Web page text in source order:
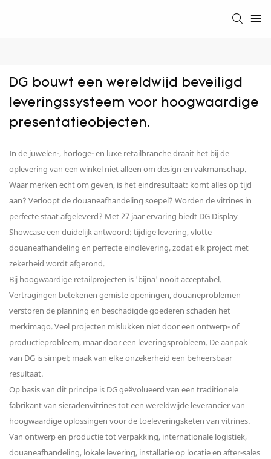
DG bouwt een wereldwijd beveiligd
leveringssysteem voor hoogwaardige
presentatieobjecten.
In de juwelen-, horloge- en luxe retailbranche draait het bij de
oplevering van een winkel niet alleen om design en vakmanschap.
Waar merken echt om geven, is het eindresultaat: komt alles op tijd
aan? Verloopt de douaneafhandeling soepel? Worden de vitrines in
perfecte staat afgeleverd? Met 27 jaar ervaring biedt DG Display
Showcase een duidelijk antwoord: tijdige levering, vlotte
douaneafhandeling en perfecte eindlevering, zodat elk project met
zekerheid wordt afgerond.
Bij hoogwaardige retailprojecten is 'bijna' nooit acceptabel.
Vertragingen betekenen gemiste openingen, douaneproblemen
verstoren de planning en beschadigde goederen schaden het
merkimago. Veel projecten mislukken niet door een ontwerp- of
productieprobleem, maar door een leveringsprobleem. De aanpak
van DG is simpel: maak van elke onzekerheid een beheersbaar
resultaat.
Op basis van dit principe is DG geëvolueerd van een traditionele
fabrikant van sieradenvitrines tot een wereldwijde leverancier van
hoogwaardige oplossingen voor de toeleveringsketen van vitrines.
Van ontwerp en productie tot verpakking, internationale logistiek,
douaneafhandeling, lokale levering, installatie op locatie en after-sales